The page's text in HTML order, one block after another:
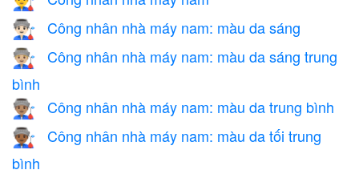
👨🏻‍🏭 Công nhân nhà máy nam: màu da sáng
👨🏼‍🏭
Công nhân nhà máy nam: màu da sáng trung
bình
👨🏽‍🏭 Công nhân nhà máy nam: màu da trung bình
👨🏾‍🏭
Công nhân nhà máy nam: màu da tối trung
bình